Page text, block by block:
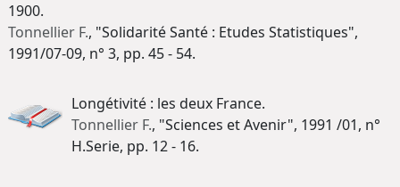
1900.
Tonnellier F., "Solidarité Santé : Etudes Statistiques",
1991/07-09, n° 3, pp. 45 - 54.
Longétivité : les deux France.
Tonnellier F., "Sciences et Avenir", 1991 /01, n°
H.Serie, pp. 12 - 16.